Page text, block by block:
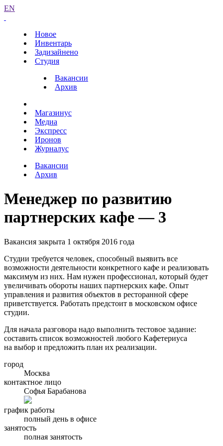
EN
Новое
Инвентарь
Задизайнено
Студия
Вакансии
Архив
Магазинус
Медиа
Экспресс
Иронов
Журналус
Вакансии
Архив
Менеджер по развитию
партнерских кафе — 3
Вакансия закрыта 1 октября 2016 года
Студии требуется человек, способный выявить все
возможности деятельности конкретного кафе и реализовать
максимум из них. Нам нужен профессионал, который будет
увеличивать обороты наших партнерских кафе. Опыт
управления и развития объектов в ресторанной сфере
приветствуется. Работать предстоит в московском офисе
студии.
Для начала разговора надо выполнить тестовое задание:
составить список возможностей любого Кафетериуса
на выбор и предложить план их реализации.
город
Москва
контактное лицо
Софья Барабанова
график работы
полный день в офисе
занятость
полная занятость